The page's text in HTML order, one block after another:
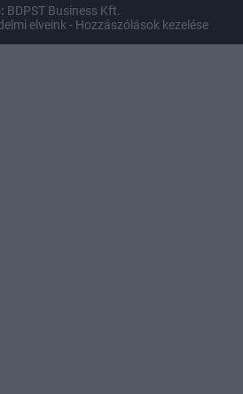
BDPST Business Kft.
elveink- Hozzászólások kezelése